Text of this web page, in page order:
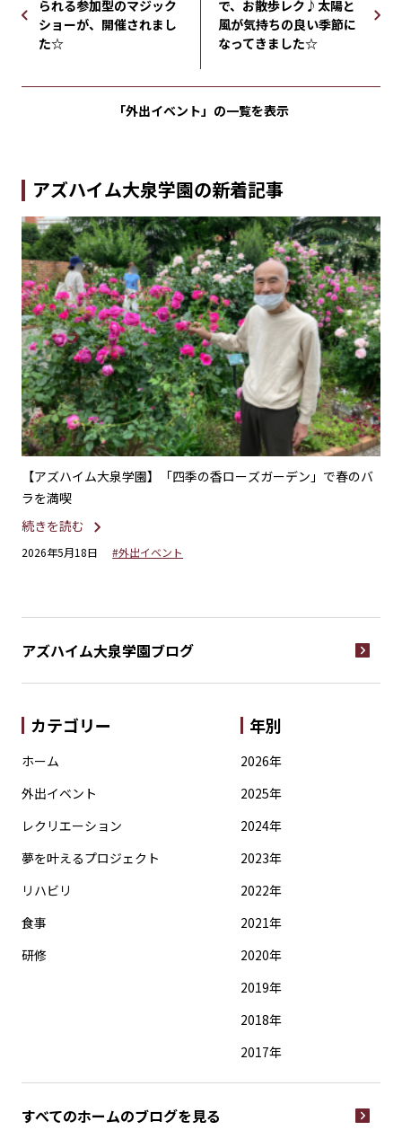
られる参加型のマジック
ショーが、開催されまし
た☆
で、お散歩レク♪太陽と
風が気持ちの良い季節に
なってきました☆
「外出イベント」の一覧を表示
アズハイム大泉学園の新着記事
【アズハイム大泉学園】「四季の香ローズガーデン」で春のバ
ラを満喫
続きを読む
2026年5月18日 #外出イベント
アズハイム大泉学園ブログ
カテゴリー
ホーム
外出イベント
レクリエーション
夢を叶えるプロジェクト
リハビリ
食事
研修
年別
2026年
2025年
2024年
2023年
2022年
2021年
2020年
2019年
2018年
2017年
すべてのホームのブログを見る